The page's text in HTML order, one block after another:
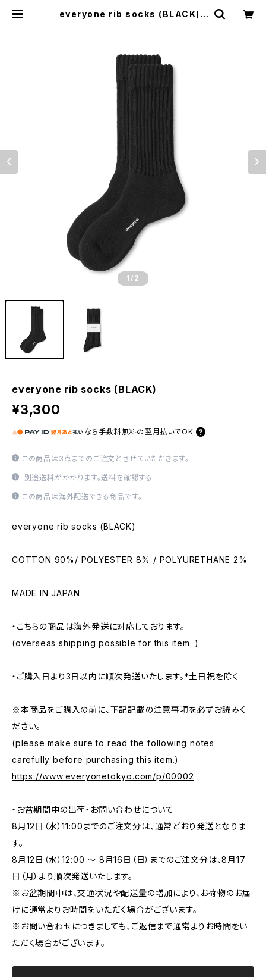
everyone rib socks (BLACK) |
1 /2
everyone rib socks (BLACK)
¥3,300
なら 手数料無料の 翌月払いでOK
この商品は3点までのご注文とさせていただきます。
別途送料がかかります。送料を確認する
この商品は海外配送できる商品です。
everyone rib socks (BLACK)
COTTON 90%/ POLYESTER 8% / POLYURETHANE 2%
MADE IN JAPAN
・こちらの商品は海外発送に対応しております。
(overseas shipping possible for this item. )
・ご購入日より3日以内に順次発送いたします。*土日祝を除く
※本商品をご購入の前に、下記記載の注意事項を必ずお読みく
ださい。
(please make sure to read the following notes
carefully before purchasing this item.)
https://www.everyonetokyo.com/p/00002
・お盆期間中の出荷・お問い合わせについて
8月12日（水）11:00までのご注文分は、通常どおり発送となりま
す。
8月12日（水）12:00 ～ 8月16日（日）までのご注文分は、8月17
日（月）より順次発送いたします。
※お盆期間中は、交通状況や配送量の増加により、お荷物のお届
けに通常よりお時間をいただく場合がございます。
※お問い合わせにつきましても、ご返信まで通常よりお時間をい
ただく場合がございます。